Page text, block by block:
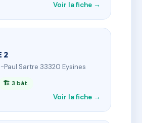
Voir la fiche →
2
Paul Sartre 33320 Eysines
🏗 3 bât.
Voir la fiche →